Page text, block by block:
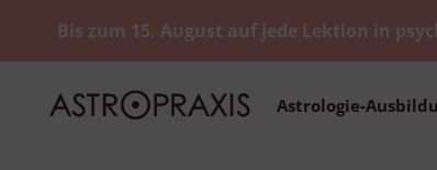
Bis zum 15. August auf jede Lektion in
Astrologie-